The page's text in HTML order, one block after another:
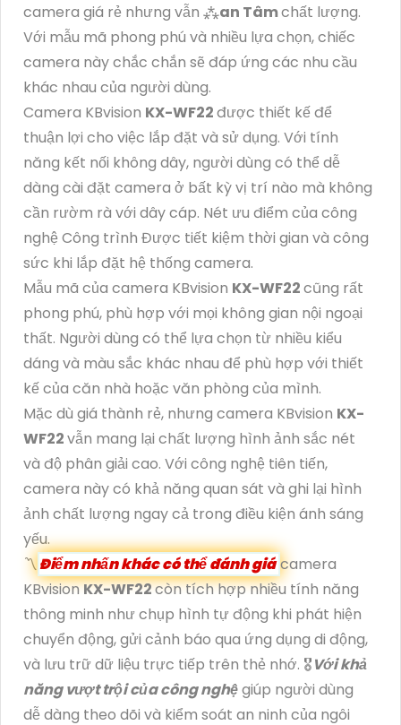
camera giá rẻ nhưng vẫn ⁂an Tâmchất lượng.
Với mẫu mã phong phú và nhiều lựa chọn, chiếc
camera này chắc chắn sẽ đáp ứng các nhu cầu
khác nhau của người dùng.
Camera KBvision KX-WF22được thiết kế để
thuận lợi cho việc lắp đặt và sử dụng. Với tính
năng kết nối không dây, người dùng có thể dễ
dàng cài đặt camera ở bất kỳ vị trí nào mà không
cần rườm rà với dây cáp. Nét ưu điểm của công
nghệ Công trình Được tiết kiệm thời gian và công
sức khi lắp đặt hệ thống camera.
Mẫu mã của camera KBvision KX-WF22cũng rất
phong phú, phù hợp với mọi không gian nội ngoại
thất. Người dùng có thể lựa chọn từ nhiều kiểu
dáng và màu sắc khác nhau để phù hợp với thiết
kế của căn nhà hoặc văn phòng của mình.
Mặc dù giá thành rẻ, nhưng camera KBvision KX-
WF22vẫn mang lại chất lượng hình ảnh sắc nét
và độ phân giải cao. Với công nghệ tiên tiến,
camera này có khả năng quan sát và ghi lại hình
ảnh chất lượng ngay cả trong điều kiện ánh sáng
yếu.
〽Điểm nhấn khác có thể đánh giácamera
KBvisionKX-WF22còn tích hợp nhiều tính năng
thông minh như chụp hình tự động khi phát hiện
chuyển động, gửi cảnh báo qua ứng dụng di động,
và lưu trữ dữ liệu trực tiếp trên thẻ nhớ. 🎖️Với khả
năng vượt trội của công nghệgiúp người dùng
dễ dàng theo dõi và kiểm soát an ninh của ngôi